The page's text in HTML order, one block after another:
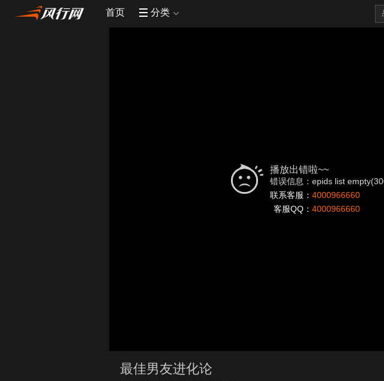
首页 分类
播放出错啦~~
错误信息：epids list
联系客服： 4000966660
客服QQ： 4000966660
最佳男友进化论